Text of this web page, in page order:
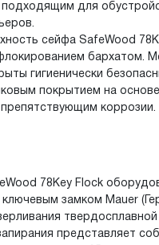
для
сейфа SafeWood
бархатом.
гигиенически
покрытием на
коррозии.
78Key Flock
замком Mauer
твердосплавной
представляет